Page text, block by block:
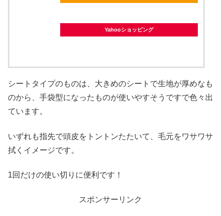
Yahooショッピング
シートタイプのものは、大きめのシートで生地が厚めなも
のから、手袋型になったものが使いやすそうですで色々出
ています。
いずれも指先で頭皮をトントンたたいて、毛元をワサワサ
拭くイメージです。
1回だけの使い切りに便利です！
スポンサーリンク